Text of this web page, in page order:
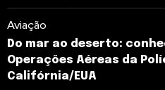
Aviação
Do mar ao deserto:
Operações Aéreas da
Califórnia/EUA